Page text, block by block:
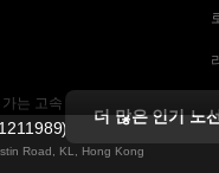
는 고속 열차
더 많은 인기 노
Road, KL, Hong Kong